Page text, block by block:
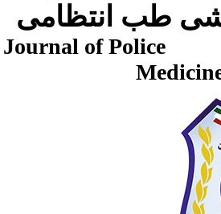
طب انتظامی
Journal of Police